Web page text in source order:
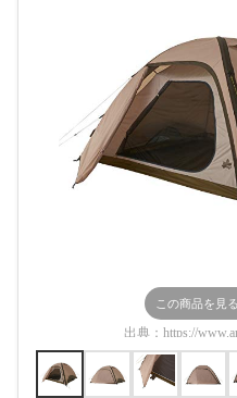
この商品を見る
出典： https://